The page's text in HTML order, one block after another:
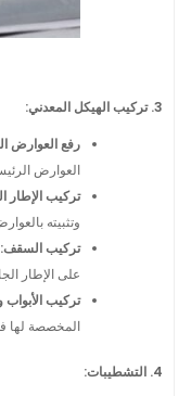
3. تركيب الهيكل المعدني:
رفع العوارض
العوارض
تركيب الإطار
وتثبيته
تركيب السقف:
على الإطار
تركيب الأبواب
المخصصة لها
4. التشطيبات: